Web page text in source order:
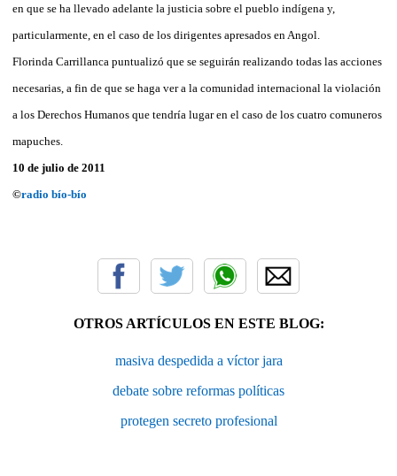
en que se ha llevado adelante la justicia sobre el pueblo indígena y,
particularmente, en el caso de los dirigentes apresados en Angol.
Florinda Carrillanca puntualizó que se seguirán realizando todas las acciones
necesarias, a fin de que se haga ver a la comunidad internacional la violación
a los Derechos Humanos que tendría lugar en el caso de los cuatro comuneros
mapuches.
10 de julio de 2011
©radio bío-bío
OTROS ARTÍCULOS EN ESTE BLOG:
masiva despedida a víctor jara
debate sobre reformas políticas
protegen secreto profesional